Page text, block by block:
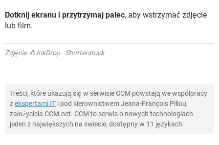
Dotknij ekranu i przytrzymaj palec, aby wstrzymać zdjęcie
lub film.
Zdjęcie: © InkDrop - Shutterstock
Treści, które ukazują się w serwisie CCM powstają we współpracy
zekspertami IT i pod kierownictwem Jeana-François Pillou,
założyciela CCM.net. CCM to serwis o nowych technologiach -
jeden z największych na świecie, dostępny w 11 językach.